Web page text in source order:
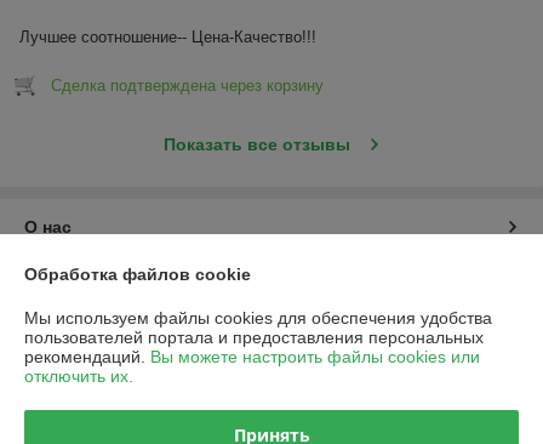
Лучшее соотношение-- Цена-Качество!!!
Сделка подтверждена через корзину
Показать все отзывы
О нас
Контакты
Доставка и оплата
Обработка файлов cookie
Мы используем файлы cookies для обеспечения удобства
пользователей портала и предоставления персональных
рекомендаций. Вы можете настроить файлы cookies или
отключить их.
Принять